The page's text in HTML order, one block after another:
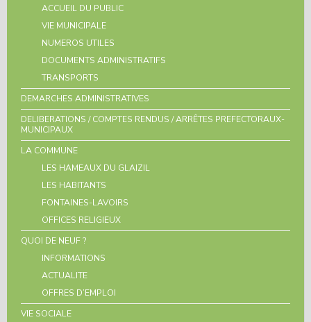
ACCUEIL DU PUBLIC
VIE MUNICIPALE
NUMEROS UTILES
DOCUMENTS ADMINISTRATIFS
TRANSPORTS
DEMARCHES ADMINISTRATIVES
DELIBERATIONS / COMPTES RENDUS / ARRÊTES PREFECTORAUX-
MUNICIPAUX
LA COMMUNE
LES HAMEAUX DU GLAIZIL
LES HABITANTS
FONTAINES-LAVOIRS
OFFICES RELIGIEUX
QUOI DE NEUF ?
INFORMATIONS
ACTUALITE
OFFRES D’EMPLOI
VIE SOCIALE